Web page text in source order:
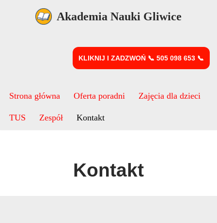
Akademia Nauki Gliwice
KLIKNIJ I ZADZWOŃ 📞 505 098 653 📞
Strona główna Oferta poradni Zajęcia dla dzieci
TUS Zespół Kontakt
Kontakt